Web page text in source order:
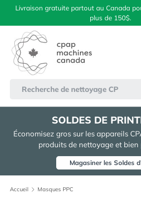
Livraison gratuite partout au Canada
plus de 150$.
SOLDES DE
Économisez gros sur les appareils
produits de nettoyage et bien
Magasiner les Soldes
Accueil Masques PPC